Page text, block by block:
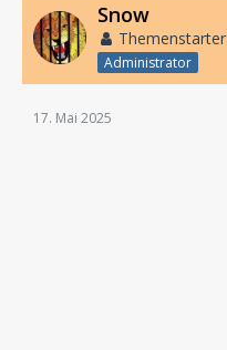
Snow
Themenstarter
Administrator
17. Mai 2025